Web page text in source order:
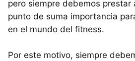
pero siempre debemos prestar
punto de suma importancia
en el mundo del fitness.
Por este motivo, siempre